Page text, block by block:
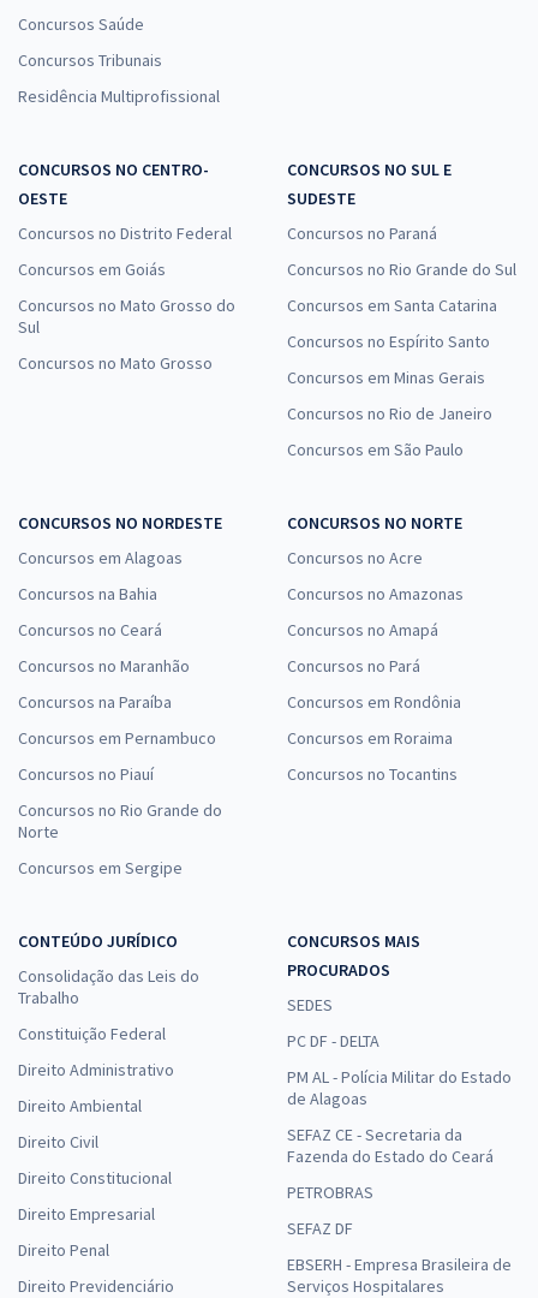
Concursos Saúde
Concursos Tribunais
Residência Multiprofissional
CONCURSOS NO CENTRO-
OESTE
Concursos no Distrito Federal
Concursos em Goiás
Concursos no Mato Grosso do
Sul
Concursos no Mato Grosso
CONCURSOS NO SUL E
SUDESTE
Concursos no Paraná
Concursos no Rio Grande do Sul
Concursos em Santa Catarina
Concursos no Espírito Santo
Concursos em Minas Gerais
Concursos no Rio de Janeiro
Concursos em São Paulo
CONCURSOS NO NORDESTE
Concursos em Alagoas
Concursos na Bahia
Concursos no Ceará
Concursos no Maranhão
Concursos na Paraíba
Concursos em Pernambuco
Concursos no Piauí
Concursos no Rio Grande do
Norte
Concursos em Sergipe
CONCURSOS NO NORTE
Concursos no Acre
Concursos no Amazonas
Concursos no Amapá
Concursos no Pará
Concursos em Rondônia
Concursos em Roraima
Concursos no Tocantins
CONTEÚDO JURÍDICO
Consolidação das Leis do
Trabalho
Constituição Federal
Direito Administrativo
Direito Ambiental
Direito Civil
Direito Constitucional
Direito Empresarial
Direito Penal
Direito Previdenciário
CONCURSOS MAIS
PROCURADOS
SEDES
PC DF - DELTA
PM AL - Polícia Militar do Estado
de Alagoas
SEFAZ CE - Secretaria da
Fazenda do Estado do Ceará
PETROBRAS
SEFAZ DF
EBSERH - Empresa Brasileira de
Serviços Hospitalares